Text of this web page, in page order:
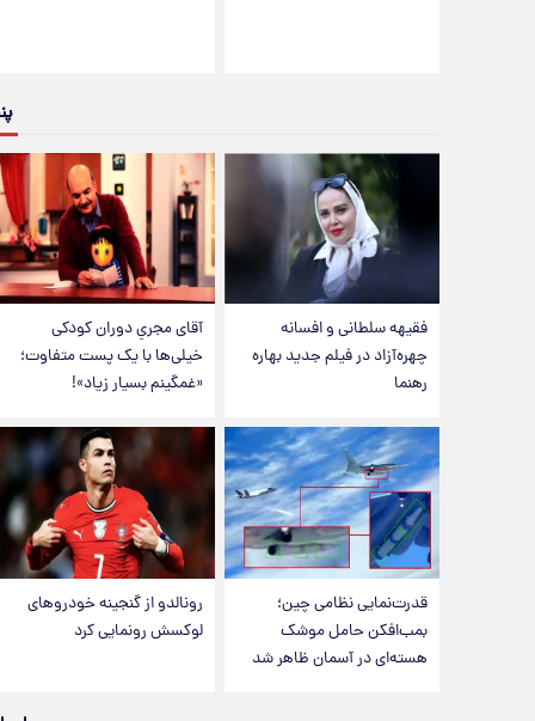
فقیهه سلطانی و افسانه
چهره‌آزاد در فیلم جدید بهاره
رهنما
آقای مجریِ دوران کودکی
خیلی‌ها با یک پست متفاوت؛
«غمگینم بسیار زیاد»!
قدرت‌نمایی نظامی چین؛
بمب‌افکن حامل موشک
هسته‌ای در آسمان ظاهر شد
رونالدو از گنجینه خودروهای
لوکسش رونمایی کرد